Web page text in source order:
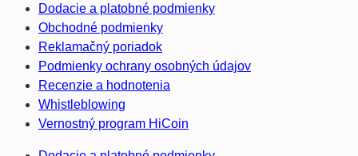
Dodacie a platobné podmienky
Obchodné podmienky
Reklamačný poriadok
Podmienky ochrany osobných údajov
Recenzie a hodnotenia
Whistleblowing
Vernostný program HiCoin